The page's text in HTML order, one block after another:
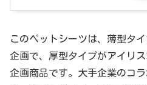
このペットシーツは、薄型タイ
企画で、厚型タイプがアイリス
企画商品です。大手企業のコ